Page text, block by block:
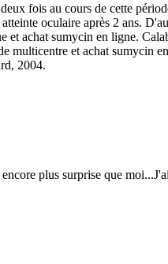
fois au cours de cette
oculaire après 2 ans.
achat sumycin en ligne.
multicentre et achat sumycin
2004.
plus surprise que